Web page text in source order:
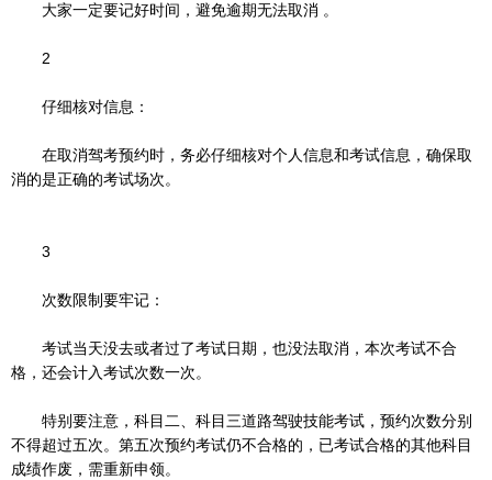
大家一定要记好时间，避免逾期无法取消 。
2
仔细核对信息：
在取消驾考预约时，务必仔细核对个人信息和考试信息，确保取
消的是正确的考试场次。
3
次数限制要牢记：
考试当天没去或者过了考试日期，也没法取消，本次考试不合
格，还会计入考试次数一次。
特别要注意，科目二、科目三道路驾驶技能考试，预约次数分别
不得超过五次。第五次预约考试仍不合格的，已考试合格的其他科目
成绩作废，需重新申领。